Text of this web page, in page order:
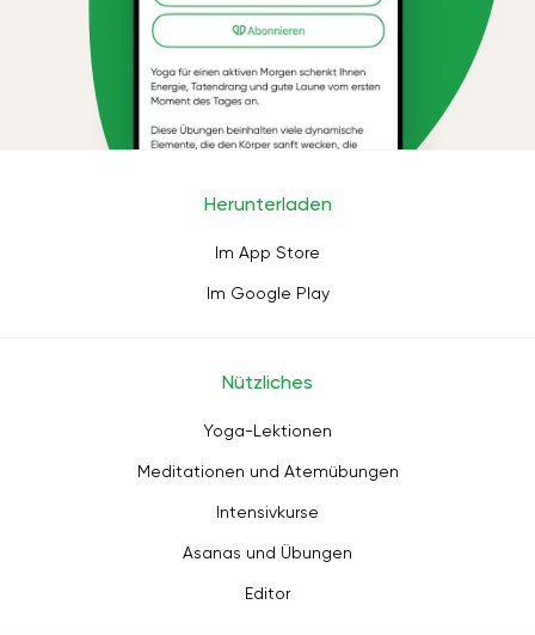
Herunterladen
Im App Store
Im Google Play
Nützliches
Yoga-Lektionen
Meditationen und Atemübungen
Intensivkurse
Asanas und Übungen
Editor